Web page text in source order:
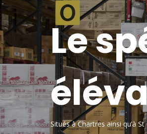
Le
Situés à Chartres ainsi qu’à